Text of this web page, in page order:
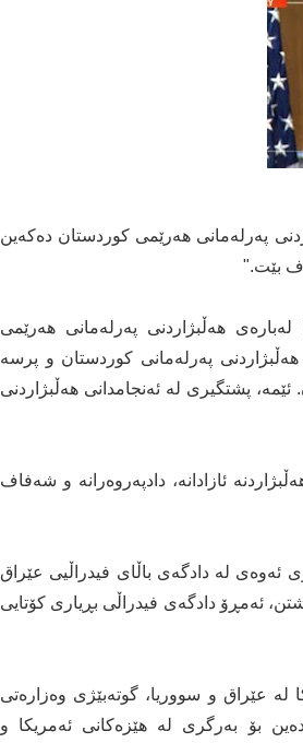
پەرلەمانی هەرێمی کوردستان دەکەین
بێت."
ئەمریکا لەبارەی هەڵبژاردنی پەرلەمانی هەرێمی
پەرلەمانی کوردستان و پرسە
پشتگیری لە ئەنجامدانی هەڵبژاردنی
ئازادانە، دادپەروەرانە و شەفاف
ئەوەی لە دادگەی باڵای فیدراڵیی عێراق
ئەمڕۆ دادگەی فیدراڵی بڕیاری کۆتایی
عێراق و سووریا، گوتەبێژی وەزارەتی
بۆ بەرگری لە هێزەکانی ئەمریکا و